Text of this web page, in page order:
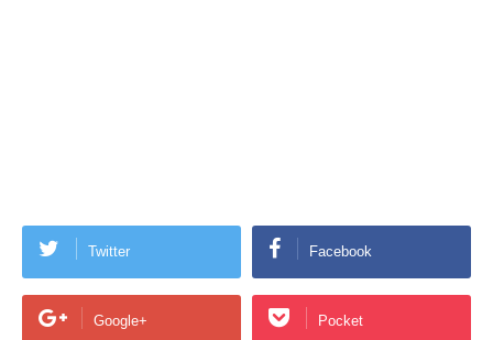
Twitter Facebook
Google+ Pocket